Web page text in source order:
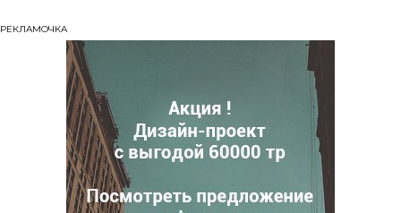
РЕКЛАМОЧКА